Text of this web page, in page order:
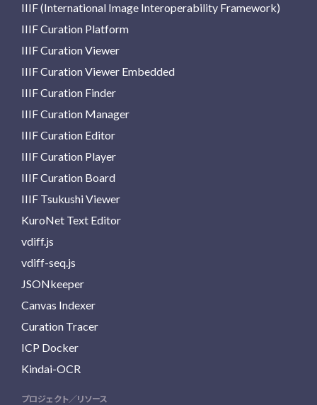
IIIF (International Image Interoperability Framework)
IIIF Curation Platform
IIIF Curation Viewer
IIIF Curation Viewer Embedded
IIIF Curation Finder
IIIF Curation Manager
IIIF Curation Editor
IIIF Curation Player
IIIF Curation Board
IIIF Tsukushi Viewer
KuroNet Text Editor
vdiff.js
vdiff-seq.js
JSONkeeper
Canvas Indexer
Curation Tracer
ICP Docker
Kindai-OCR
プロジェクト／リソース